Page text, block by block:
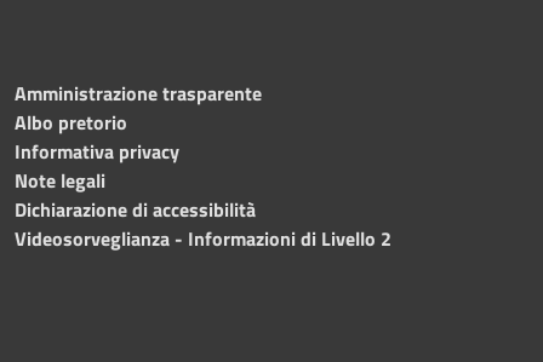
Amministrazione trasparente
Albo pretorio
Informativa privacy
Note legali
Dichiarazione di accessibilità
Videosorveglianza - Informazioni di Livello 2